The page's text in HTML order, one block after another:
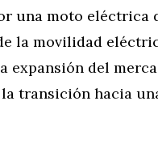
una moto eléctrica
la movilidad
expansión del
transición hacia